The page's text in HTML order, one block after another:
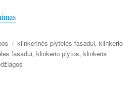
Žymos
klinkerinės plytelės fasadui,klinkerio
fasadui,klinkerio plytos,klinkeris